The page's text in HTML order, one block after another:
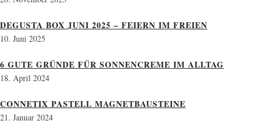
DEGUSTA BOX JUNI 2025 – FEIERN IM FREIEN
10. Juni 2025
6 GUTE GRÜNDE FÜR SONNENCREME IM ALLTAG
18. April 2024
CONNETIX PASTELL MAGNETBAUSTEINE
21. Januar 2024